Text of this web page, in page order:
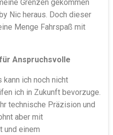
Grenzen gekommen
Nic heraus. Doch dieser
Menge Fahrspaß mit
Anspruchsvolle
kann ich noch nicht
ich in Zukunft bevorzuge.
technische Präzision und
aber mit
und einem